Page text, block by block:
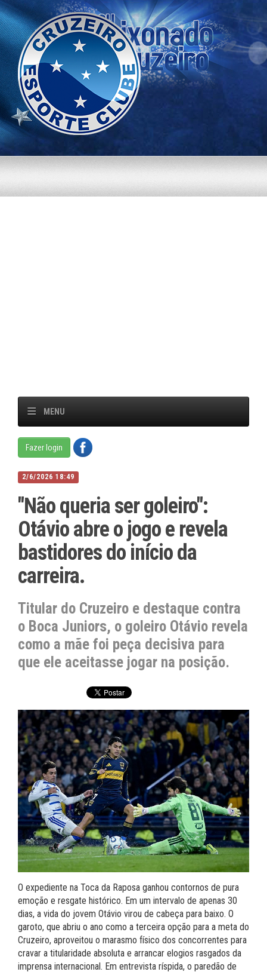
MENU
Fazer login
2/6/2026 18:49
"Não queria ser goleiro":
Otávio abre o jogo e revela
bastidores do início da
carreira.
Titular do Cruzeiro e destaque contra
o Boca Juniors, o goleiro Otávio revela
como a mãe foi peça decisiva para
que ele aceitasse jogar na posição.
O expediente na Toca da Raposa ganhou contornos de pura
emoção e resgate histórico. Em um intervalo de apenas 30
dias, a vida do jovem Otávio virou de cabeça para baixo. O
garoto, que abriu o ano como a terceira opção para a meta do
Cruzeiro, aproveitou o marasmo físico dos concorrentes para
cravar a titularidade absoluta e arrancar elogios rasgados da
imprensa internacional. Em entrevista ríspida, o paredão de